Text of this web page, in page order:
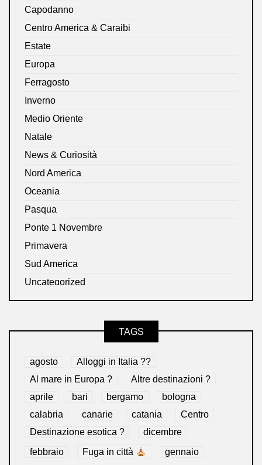
Capodanno
Centro America & Caraibi
Estate
Europa
Ferragosto
Inverno
Medio Oriente
Natale
News & Curiosità
Nord America
Oceania
Pasqua
Ponte 1 Novembre
Primavera
Sud America
Uncategorized
TAGS
agosto
Alloggi in Italia ??
Al mare in Europa ?️
Altre destinazioni ?
aprile
bari bergamo
bologna
calabria
canarie catania
Centro
Destinazione esotica ?
dicembre
febbraio Fuga in città gennaio